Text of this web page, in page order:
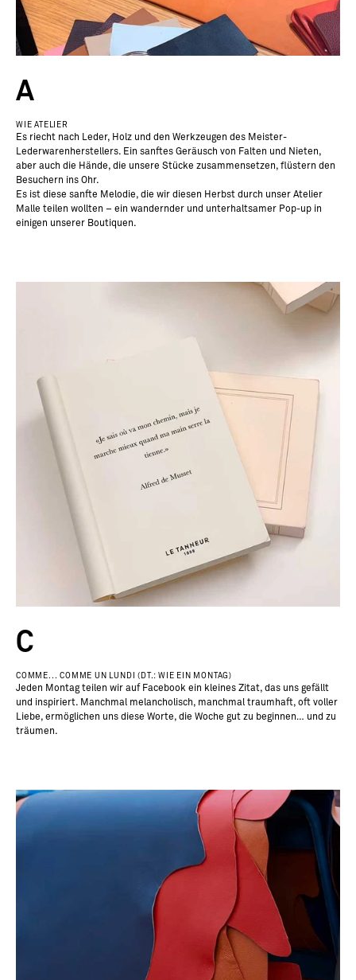
A
WIE ATELIER
Es riecht nach Leder, Holz und den Werkzeugen des Meister-
Lederwarenherstellers. Ein sanftes Geräusch von Falten und Nieten,
aber auch die Hände, die unsere Stücke zusammensetzen, flüstern den
Besuchern ins Ohr.
Es ist diese sanfte Melodie, die wir diesen Herbst durch unser Atelier
Malle teilen wollten – ein wandernder und unterhaltsamer Pop-up in
einigen unserer Boutiquen.
C
COMME... COMME UN LUNDI (DT.: WIE EIN MONTAG)
Jeden Montag teilen wir auf Facebook ein kleines Zitat, das uns gefällt
und inspiriert. Manchmal melancholisch, manchmal traumhaft, oft voller
Liebe, ermöglichen uns diese Worte, die Woche gut zu beginnen… und zu
träumen.